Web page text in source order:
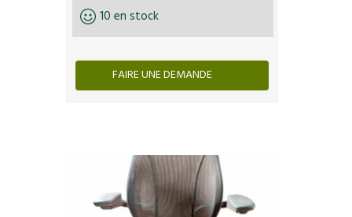
10 en stock
FAIRE UNE DEMANDE